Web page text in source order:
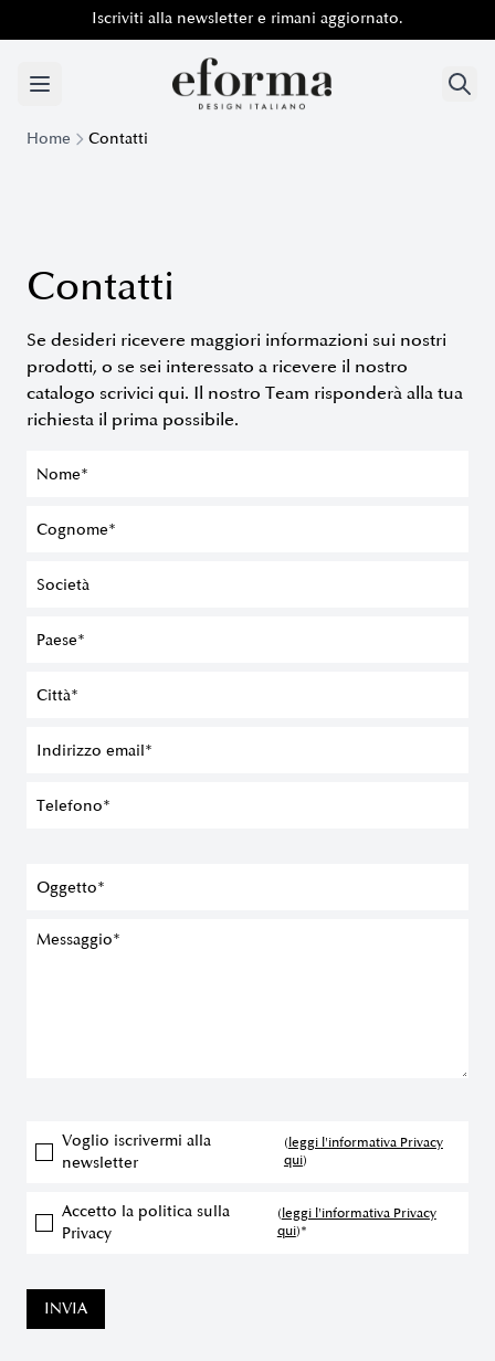
Iscriviti alla newsletter e rimani aggiornato.
Iscriviti alla newsletter e rimani aggiornato.
Home Contatti
Contatti
Se desideri ricevere maggiori informazioni sui nostri
prodotti, o se sei interessato a ricevere il nostro
catalogo scrivici qui. Il nostro Team risponderà alla tua
richiesta il prima possibile.
Voglio iscrivermi alla
newsletter
(leggi l'informativa Privacy
qui)
Accetto la politica sulla
Privacy
(leggi l'informativa Privacy
qui)*
INVIA